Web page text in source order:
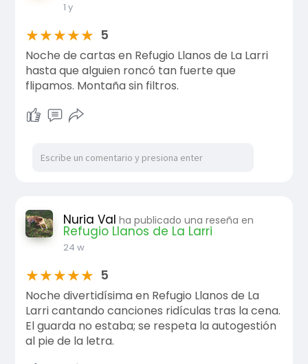
1 y
★★★★★ 5
Noche de cartas en Refugio Llanos de La Larri
hasta que alguien roncó tan fuerte que
flipamos. Montaña sin filtros.
Nuria Val ha publicado una reseña en
Refugio Llanos de La Larri
24 w
★★★★★ 5
Noche divertidísima en Refugio Llanos de La
Larri cantando canciones ridículas tras la cena.
El guarda no estaba; se respeta la autogestión
al pie de la letra.